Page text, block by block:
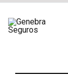
para